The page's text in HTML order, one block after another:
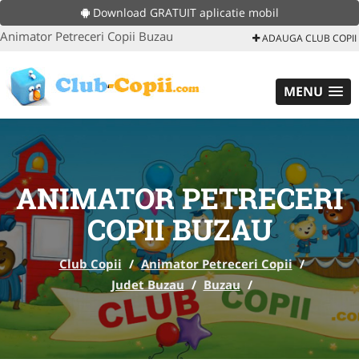
Download GRATUIT aplicatie mobil
Animator Petreceri Copii Buzau ADAUGA CLUB COPII
MENU
ANIMATOR PETRECERI
COPII BUZAU
Club Copii / Animator Petreceri Copii /
Judet Buzau / Buzau /